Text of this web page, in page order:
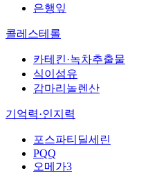
은행잎
콜레스테롤
카테킨·녹차추출물
식이섬유
감마리놀렌산
기억력·인지력
포스파티딜세린
PQQ
오메가3